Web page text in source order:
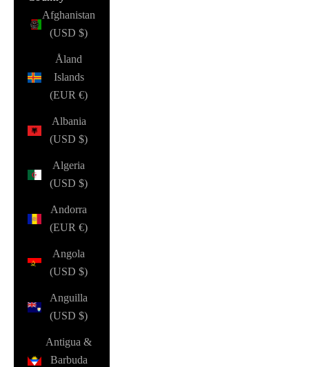
Afghanistan
(USD $)
Åland
Islands
(EUR €)
Albania
(USD $)
Algeria
(USD $)
Andorra
(EUR €)
Angola
(USD $)
Anguilla
(USD $)
Antigua &
Barbuda